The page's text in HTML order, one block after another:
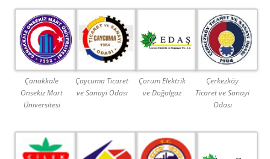
Çanakkale
Onsekiz Mart
Üniversitesi
Çaycuma Ticaret
ve Sanayi Odası
Çorum Elektrik
ve Doğalgaz
Çerkezköy
Ticaret ve Sanayi
Odası